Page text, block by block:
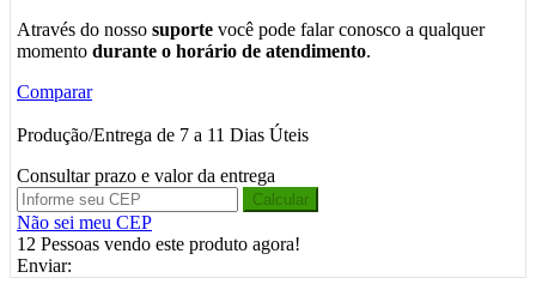
Através do nosso suporte você pode falar conosco a qualquer
momento durante o horário de atendimento.
Comparar
Produção/Entrega de 7 a 11 Dias Úteis
Consultar prazo e valor da entrega
Calcular
Não sei meu CEP
12 Pessoas vendo este produto agora!
Enviar: